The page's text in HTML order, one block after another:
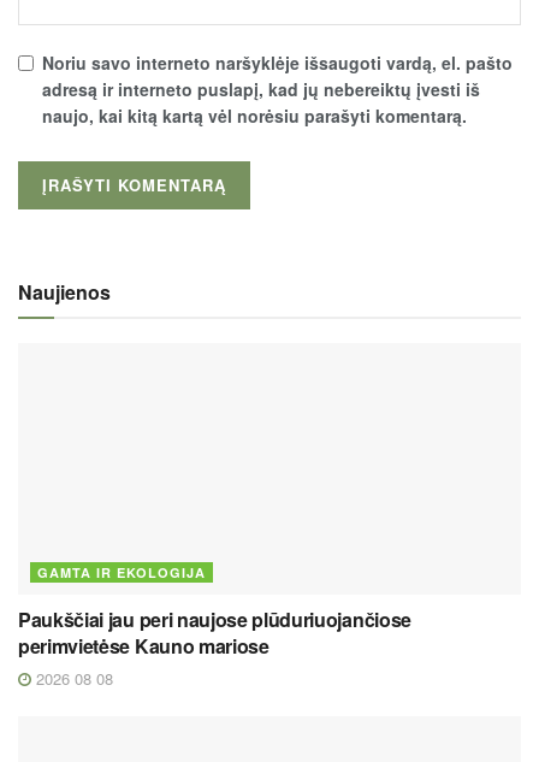
Noriu savo interneto naršyklėje išsaugoti vardą, el. pašto
adresą ir interneto puslapį, kad jų nebereiktų įvesti iš
naujo, kai kitą kartą vėl norėsiu parašyti komentarą.
Naujienos
GAMTA IR EKOLOGIJA
Paukščiai jau peri naujose plūduriuojančiose
perimvietėse Kauno mariose
2026 08 08